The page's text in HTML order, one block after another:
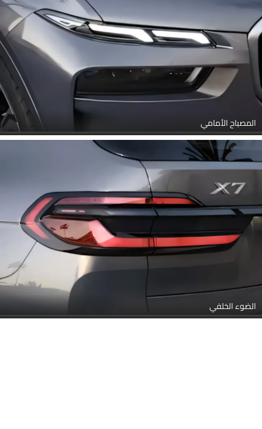
المصباح الأمامي
الضوء الخلفي